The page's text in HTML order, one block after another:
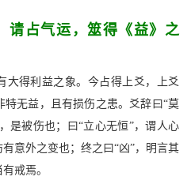
请占气运，筮得《益》之
大得利益之象。今占得上爻，上爻
无益，且有损伤之患。爻辞曰“莫
是被伤也；曰“立心无恒”，谓人心
意外之变也；终之曰“凶”，明言其
戒焉。